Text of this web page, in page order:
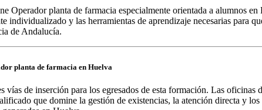
Operador planta de farmacia especialmente orientada a alumnos
individualizado y las herramientas de aprendizaje necesarias para
de Andalucía.
planta de farmacia en Huelva
de inserción para los egresados de esta formación. Las
que domine la gestión de existencias, la atención directa y